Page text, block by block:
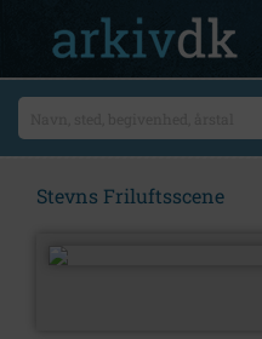
Stevns Friluftsscene